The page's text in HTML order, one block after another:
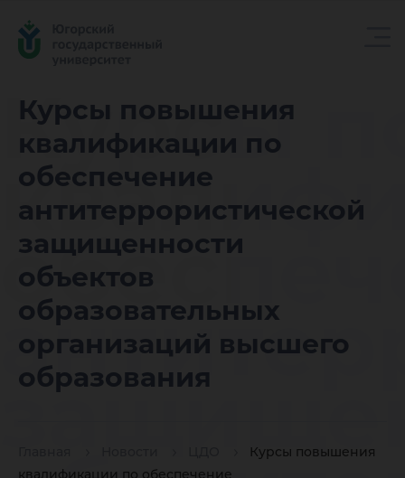
Курсы повышения
квалификации по
обеспечение
антитеррористической
защищенности
объектов
образовательных
организаций высшего
образования
Курсы повышения
квалификации по обеспечение
Курсы